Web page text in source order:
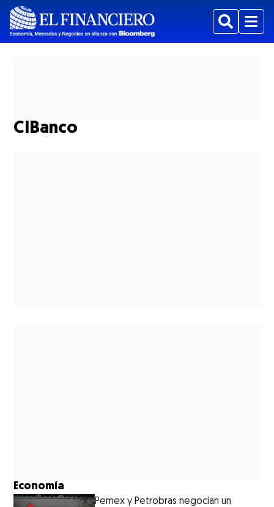
BuscarMenu
CIBanco
Economía
Pemex y Petrobras negocian un